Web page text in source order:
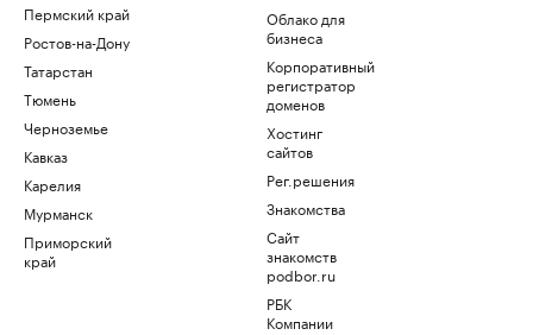
Пермский край
Ростов-на-Дону
Татарстан
Тюмень
Черноземье
Кавказ
Карелия
Мурманск
Приморский
край
Облако для
бизнеса
Корпоративный
регистратор
доменов
Хостинг
сайтов
Рег.решения
Знакомства
Сайт
знакомств
podbor.ru
РБК
Компании